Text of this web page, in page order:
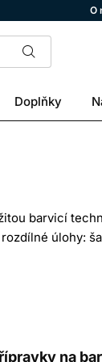
O
Doplňky
barvicí
úlohy:
s úpravou a
na